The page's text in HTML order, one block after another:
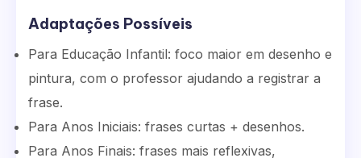
Adaptações Possíveis
Para Educação Infantil: foco maior em desenho e
pintura, com o professor ajudando a registrar a
frase.
Para Anos Iniciais: frases curtas + desenhos.
Para Anos Finais: frases mais reflexivas,